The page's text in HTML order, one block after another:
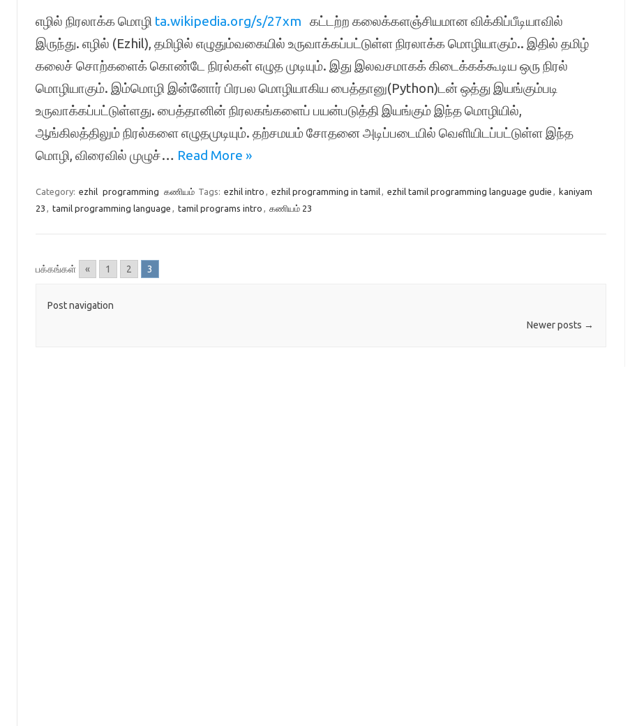
எழில் நிரலாக்க மொழி ta.wikipedia.org/s/27xm கட்டற்ற கலைக்களஞ்சியமான விக்கிப்பீடியாவில்
இருந்து. எழில் (Ezhil), தமிழில் எழுதும்வகையில் உருவாக்கப்பட்டுள்ள நிரலாக்க மொழியாகும்.. இதில் தமிழ்
கலைச் சொற்களைக் கொண்டே நிரல்கள் எழுத முடியும். இது இலவசமாகக் கிடைக்கக்கூடிய ஒரு நிரல்
மொழியாகும். இம்மொழி இன்னோர் பிரபல மொழியாகிய பைத்தானு(Python)டன் ஒத்து இயங்கும்படி
உருவாக்கப்பட்டுள்ளது. பைத்தானின் நிரலகங்களைப் பயன்படுத்தி இயங்கும் இந்த மொழியில்,
ஆங்கிலத்திலும் நிரல்களை எழுதமுடியும். தற்சமயம் சோதனை அடிப்படையில் வெளியிடப்பட்டுள்ள இந்த
மொழி, விரைவில் முழுச்… Read More »
Category: ezhil programming கணியம் Tags: ezhil intro , ezhil programming in tamil, ezhil tamil programming language gudie , kaniyam
23 , tamil programming language , tamil programs intro , கணியம் 23
பக்கங்கள் « 1 2 3
Post navigation
Newer posts →